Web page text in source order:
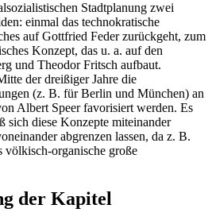
Stadtplanung zwei
einmal das technokratische
auf Gottfried Feder zurückgeht, zum
Konzept, das u. a. auf den
und Theodor Fritsch aufbaut.
der dreißiger Jahre die
(z. B. für Berlin und München) an
Albert Speer favorisiert werden. Es
sich diese Konzepte miteinander
abgrenzen lassen, da z. B.
völkisch-organische große
der Kapitel